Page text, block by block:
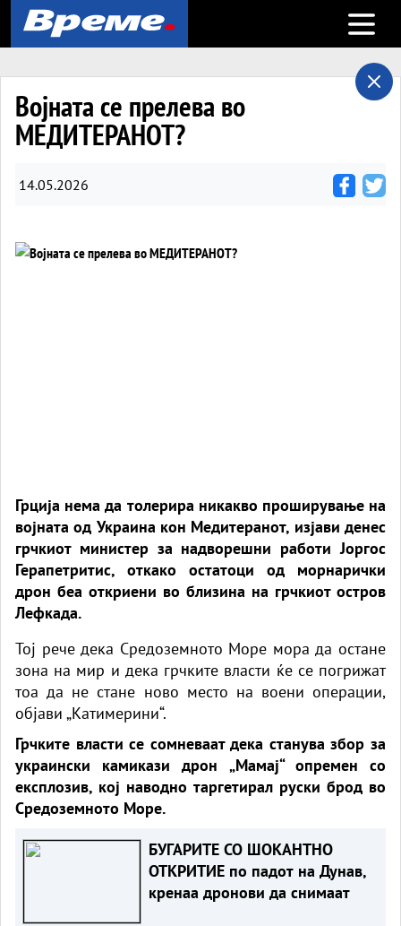
Open
Војната се прелева во
МЕДИТЕРАНОТ?
14.05.2026
Грција нема да толерира никакво проширување на
војната од Украина кон Медитеранот, изјави денес
грчкиот министер за надворешни работи Јоргос
Герапетритис, откако остатоци од морнарички
дрон беа откриени во близина на грчкиот остров
Лефкада.
Тој рече дека Средоземното Море мора да остане
зона на мир и дека грчките власти ќе се погрижат
тоа да не стане ново место на воени операции,
објави „Катимерини“.
Грчките власти се сомневаат дека станува збор за
украински камикази дрон „Мамај“ опремен со
експлозив, кој наводно таргетирал руски брод во
Средоземното Море.
БУГАРИТЕ СО ШОКАНТНО
ОТКРИТИЕ по падот на Дунав,
кренаа дронови да снимаат